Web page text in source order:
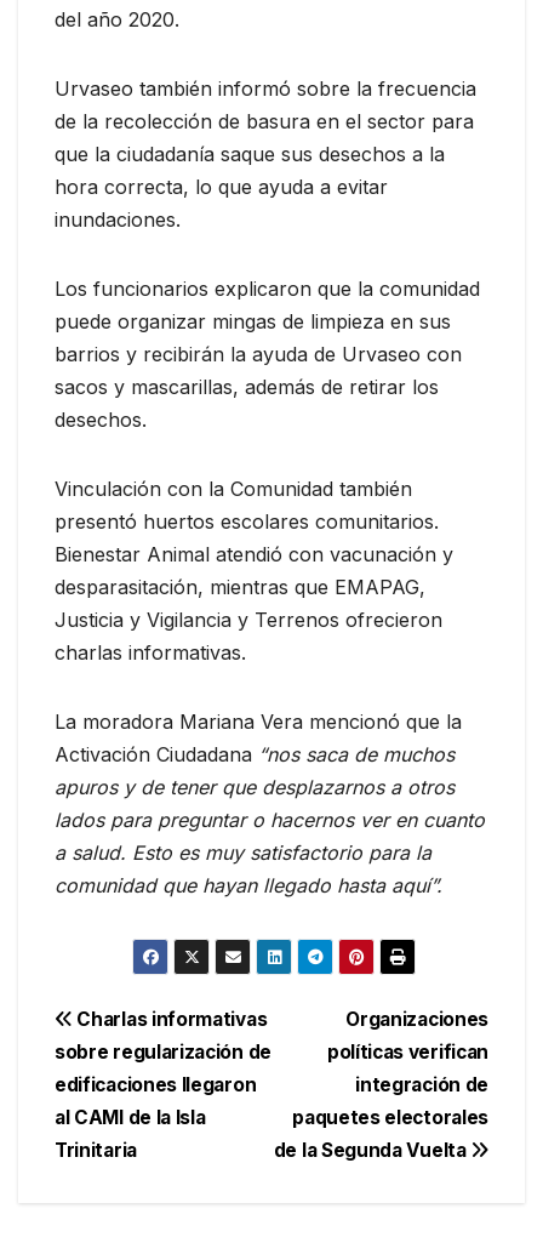
del año 2020.
Urvaseo también informó sobre la frecuencia
de la recolección de basura en el sector para
que la ciudadanía saque sus desechos a la
hora correcta, lo que ayuda a evitar
inundaciones.
Los funcionarios explicaron que la comunidad
puede organizar mingas de limpieza en sus
barrios y recibirán la ayuda de Urvaseo con
sacos y mascarillas, además de retirar los
desechos.
Vinculación con la Comunidad también
presentó huertos escolares comunitarios.
Bienestar Animal atendió con vacunación y
desparasitación, mientras que EMAPAG,
Justicia y Vigilancia y Terrenos ofrecieron
charlas informativas.
La moradora Mariana Vera mencionó que la
Activación Ciudadana “nos saca de muchos
apuros y de tener que desplazarnos a otros
lados para preguntar o hacernos ver en cuanto
a salud. Esto es muy satisfactorio para la
comunidad que hayan llegado hasta aquí”.
Navegación
de
entradas
Organizaciones
políticas verifican
integración de
paquetes electorales
de la Segunda Vuelta
Charlas informativas
sobre regularización de
edificaciones llegaron
al CAMI de la Isla
Trinitaria